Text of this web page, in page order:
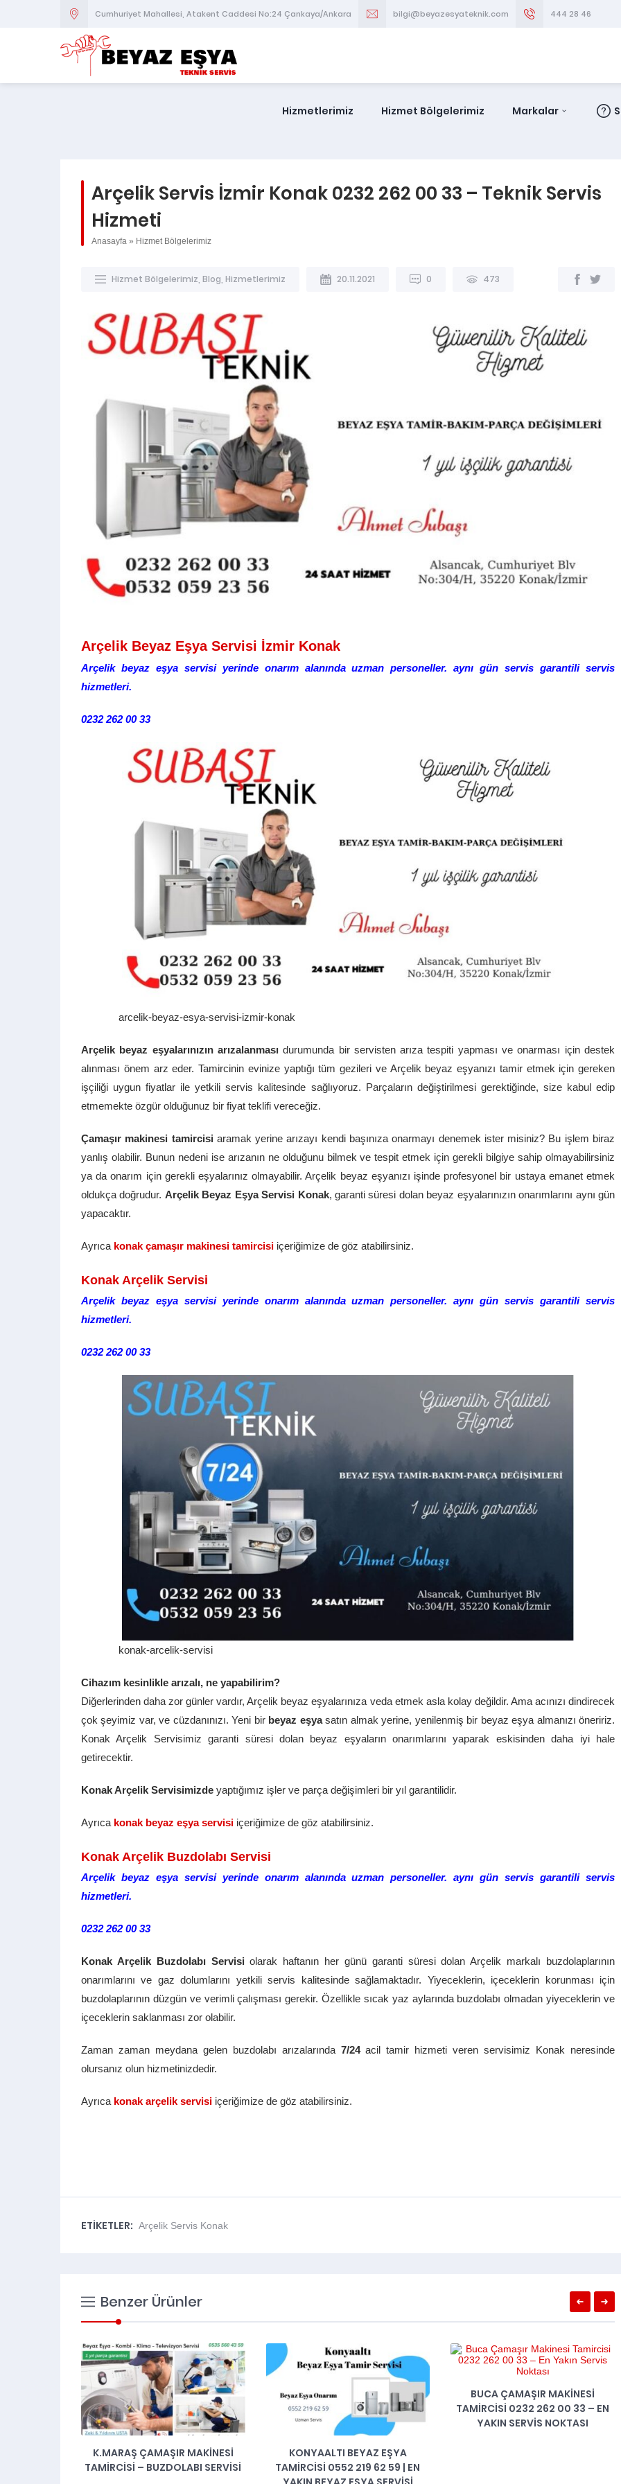
Cumhuriyet Mahallesi, Atakent Caddesi No:24 Çankaya/Ankara bilgi@beyazesyateknik.com 444 28 46
Hizmetlerimiz Hizmet Bölgelerimiz Markalar
Arçelik Servis İzmir Konak 0232 262 00 33 – Teknik Servis
Hizmeti
Anasayfa » Hizmet Bölgelerimiz
Hizmet Bölgelerimiz Blog Hizmetlerimiz 20.11.2021 0 473
Arçelik Beyaz Eşya Servisi İzmir Konak
Arçelik beyaz eşya servisi yerinde onarım alanında uzman personeller. aynı gün servis garantili servis
hizmetleri.
0232 262 00 33
arcelik-beyaz-esya-servisi-izmir-konak
Arçelik beyaz eşyalarınızın arızalanmasıdurumunda bir servisten arıza tespiti yapması ve onarması için destek
alınması önem arz eder. Tamircinin evinize yaptığı tüm gezileri ve Arçelik beyaz eşyanızı tamir etmek için gereken
işçiliği uygun fiyatlar ile yetkili servis kalitesinde sağlıyoruz. Parçaların değiştirilmesi gerektiğinde, size kabul edip
etmemekte özgür olduğunuz bir fiyat teklifi vereceğiz.
Çamaşır makinesi tamircisi aramak yerine arızayı kendi başınıza onarmayı denemek ister misiniz? Bu işlem biraz
yanlış olabilir. Bunun nedeni ise arızanın ne olduğunu bilmek ve tespit etmek için gerekli bilgiye sahip olmayabilirsiniz
ya da onarım için gerekli eşyalarınız olmayabilir. Arçelik beyaz eşyanızı işinde profesyonel bir ustaya emanet etmek
oldukça doğrudur. Arçelik Beyaz Eşya Servisi Konak, garanti süresi dolan beyaz eşyalarınızın onarımlarını aynı gün
yapacaktır.
Ayrıca konak çamaşır makinesi tamircisi içeriğimize de göz atabilirsiniz.
Konak Arçelik Servisi
Arçelik beyaz eşya servisi yerinde onarım alanında uzman personeller. aynı gün servis garantili servis
hizmetleri.
0232 262 00 33
konak-arcelik-servisi
Cihazım kesinlikle arızalı, ne yapabilirim?
Diğerlerinden daha zor günler vardır, Arçelik beyaz eşyalarınıza veda etmek asla kolay değildir. Ama acınızı dindirecek
çok şeyimiz var, ve cüzdanınızı. Yeni bir beyaz eşyasatın almak yerine, yenilenmiş bir beyaz eşya almanızı öneririz.
Konak Arçelik Servisimiz garanti süresi dolan beyaz eşyaların onarımlarını yaparak eskisinden daha iyi hale
getirecektir.
Konak Arçelik Servisimizde yaptığımız işler ve parça değişimleri bir yıl garantilidir.
Ayrıca konak beyaz eşya servisi içeriğimize de göz atabilirsiniz.
Konak Arçelik Buzdolabı Servisi
Arçelik beyaz eşya servisi yerinde onarım alanında uzman personeller. aynı gün servis garantili servis
hizmetleri.
0232 262 00 33
Konak Arçelik Buzdolabı Servisi olarak haftanın her günü garanti süresi dolan Arçelik markalı buzdolaplarının
onarımlarını ve gaz dolumlarını yetkili servis kalitesinde sağlamaktadır. Yiyeceklerin, içeceklerin korunması için
buzdolaplarının düzgün ve verimli çalışması gerekir. Özellikle sıcak yaz aylarında buzdolabı olmadan yiyeceklerin ve
içeceklerin saklanması zor olabilir.
Zaman zaman meydana gelen buzdolabı arızalarında 7/24acil tamir hizmeti veren servisimiz Konak neresinde
olursanız olun hizmetinizdedir.
Ayrıca konak arçelik servisi içeriğimize de göz atabilirsiniz.
ETİKETLER: Arçelik Servis Konak
Benzer Ürünler
KONYAALTI BEYAZ EŞYA
TAMIRCISI 0552 219 62 59 | EN
BUCA ÇAMAŞIR MAKINESI
TAMIRCISI 0232 262 00 33 – EN
YAKIN SERVIS NOKTASI